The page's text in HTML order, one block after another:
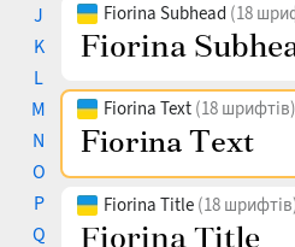
J
K
L
M
N
O
P
Q
Fiorina Subhead (18
Fiorina Text (18 шрифтів)
Fiorina Title (18